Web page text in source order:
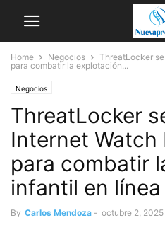
Home Negocios
ThreatLocker
para combatir la explotación...
Negocios
ThreatLocker
Internet Watch
para combatir
infantil en línea
By Carlos Mendoza - octubre 2, 2025